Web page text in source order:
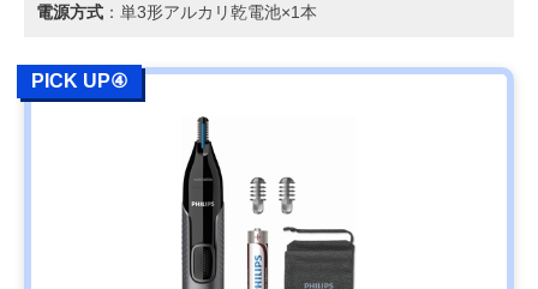
電源方式 ：単3形アルカリ乾電池×1本
PICK UP④